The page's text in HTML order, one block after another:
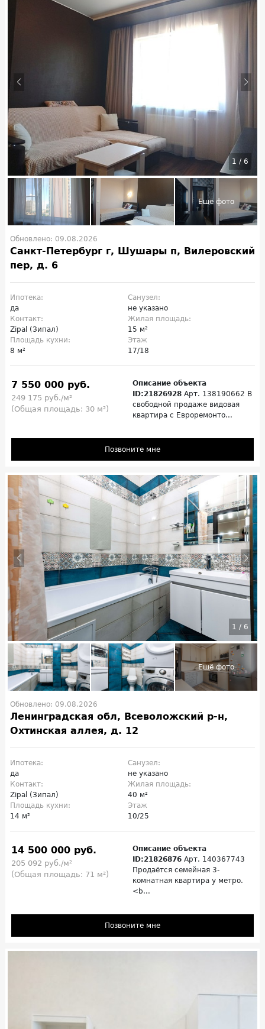
1 / 6
Обновлено: 09.08.2026
Санкт-Петербург г, Шушары п, Вилеровский
пер, д. 6
Ипотека:
да
Санузел:
не указано
Контакт:
Zipal (Зипал)
Жилая площадь:
15 м²
Площадь кухни:
8 м²
Этаж
17/18
7 550 000 руб.
249 175 руб./м²
(Общая площадь: 30 м²)
Описание объекта
ID:21826928 Арт. 138190662 В
свободной продаже видовая
квартира с Евроремонто...
Позвоните мне
1 / 6
Обновлено: 09.08.2026
Ленинградская обл, Всеволожский р-н,
Охтинская аллея, д. 12
Ипотека:
да
Санузел:
не указано
Контакт:
Zipal (Зипал)
Жилая площадь:
40 м²
Площадь кухни:
14 м²
Этаж
10/25
14 500 000 руб.
205 092 руб./м²
(Общая площадь: 71 м²)
Описание объекта
ID:21826876 Арт. 140367743
Продаётся семейная 3-
комнатная квартира у метро.
<b...
Позвоните мне